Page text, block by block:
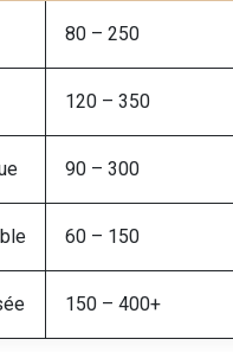
80 – 250
120 – 350
90 – 300
60 – 150
150 – 400+